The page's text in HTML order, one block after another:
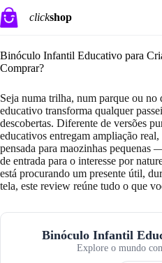
Pular
para
o
clickshop
Binóculo Infantil Educativo para
Comprar?
Seja numa trilha, num parque ou
educativo transforma qualquer
descobertas. Diferente de versões
educativos entregam ampliação
pensada para maozinhas pequenas
de entrada para o interesse por
está procurando um presente útil,
tela, este review reúne tudo o que
Binóculo Infantil
Explore o mundo